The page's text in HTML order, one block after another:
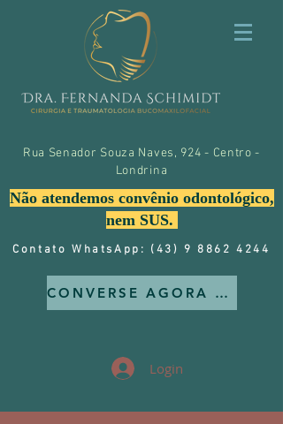
Rua Senador Souza Naves, 924 - Centro -
Londrina
Não atendemos convênio odontológico,
nem SUS.
Contato WhatsApp: (43) 9 8862 4244
CONVERSE AGORA MESMO CONOSCO
Login